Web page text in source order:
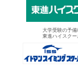
大学受験の予備
東進ハイスクー